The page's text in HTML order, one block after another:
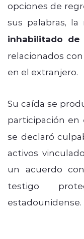
opciones de
sus palabras,
inhabilitado de
relacionados
en el extranjero.
Su caída se
participación en
se declaró
activos
un acuerdo
testigo
estadounidense.